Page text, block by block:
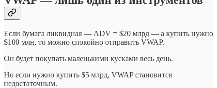
Если бумага ликвидная — ADV = $20 млрд — а купить нужно
$100 млн, то можно спокойно отправить VWAP.
Он будет покупать маленькими кусками весь день.
Но если нужно купить $5 млрд, VWAP становится
недостаточным.